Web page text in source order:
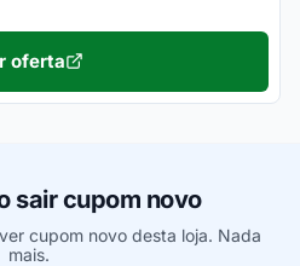
oferta
sair cupom novo
cupom novo desta loja. Nada
mais.